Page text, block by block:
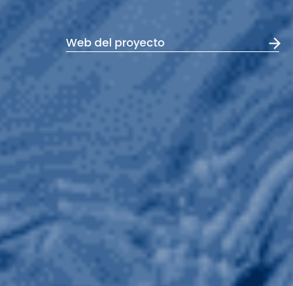
Web del proyecto